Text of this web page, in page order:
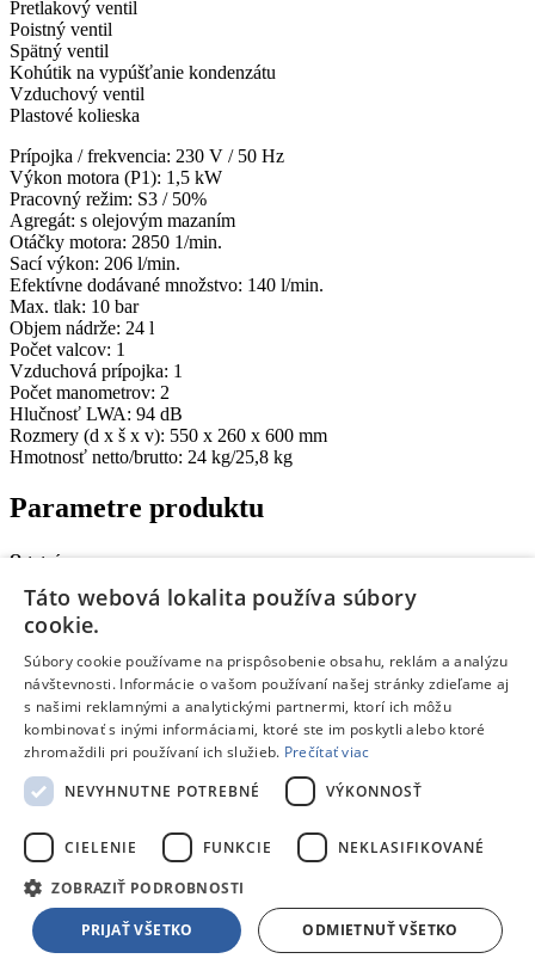
Pretlakový ventil
Poistný ventil
Spätný ventil
Kohútik na vypúšťanie kondenzátu
Vzduchový ventil
Plastové kolieska
Prípojka / frekvencia: 230 V / 50 Hz
Výkon motora (P1): 1,5 kW
Pracovný režim: S3 / 50%
Agregát: s olejovým mazaním
Otáčky motora: 2850 1/min.
Sací výkon: 206 l/min.
Efektívne dodávané množstvo: 140 l/min.
Max. tlak: 10 bar
Objem nádrže: 24 l
Počet valcov: 1
Vzduchová prípojka: 1
Počet manometrov: 2
Hlučnosť LWA: 94 dB
Rozmery (d x š x v): 550 x 260 x 600 mm
Hmotnosť netto/brutto: 24 kg/25,8 kg
Parametre produktu
Ostatné
Výkon:
1.5 kW
Maximálny tlak:
Nádrž:
24 l
Hmotnosť:
24 kg
Popis:
Kompresor
Zobraziť všetky parametre Zobraziť iba základné parametre
Tento produkt nájdete aj v častiach:
Kompresory
Žiadne dostupné recenzie
Táto webová lokalita používa súbory
cookie.
Súbory cookie používame na prispôsobenie obsahu, reklám a analýzu
návštevnosti. Informácie o vašom používaní našej stránky zdieľame aj
s našimi reklamnými a analytickými partnermi, ktorí ich môžu
kombinovať s inými informáciami, ktoré ste im poskytli alebo ktoré
zhromaždili pri používaní ich služieb. Prečítať viac
NEVYHNUTNE POTREBNÉ
VÝKONNOSŤ
CIELENIE FUNKCIE NEKLASIFIKOVANÉ
ZOBRAZIŤ PODROBNOSTI
PRIJAŤ VŠETKO ODMIETNUŤ VŠETKO